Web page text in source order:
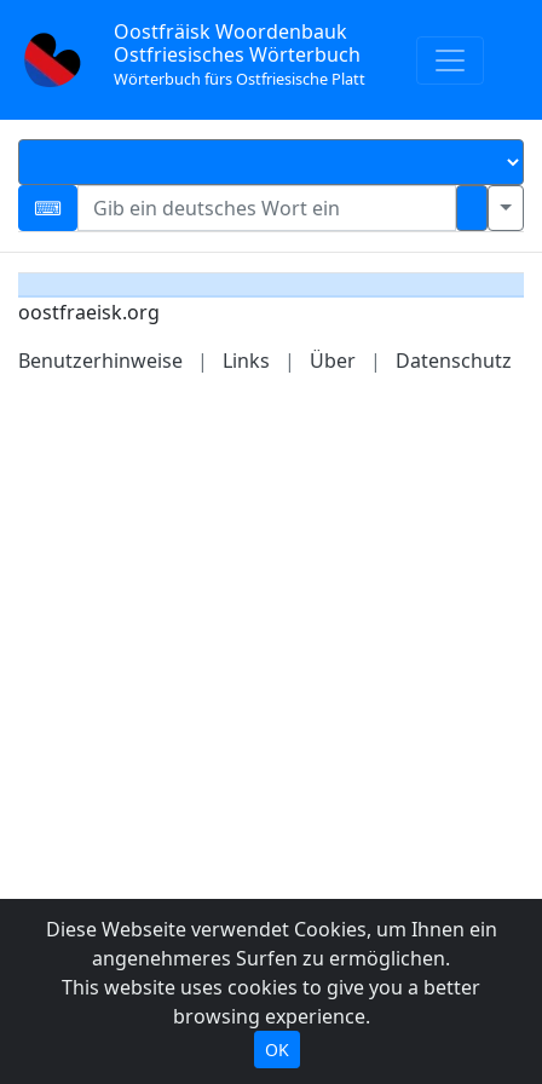
Oostfräisk Woordenbauk
Ostfriesisches Wörterbuch
Wörterbuch fürs Ostfriesische Platt
oostfraeisk.org
Benutzerhinweise
| Links | Über | Datenschutz
Diese Webseite verwendet Cookies, um Ihnen ein
angenehmeres Surfen zu ermöglichen.
This website uses cookies to give you a better
browsing experience.
OK